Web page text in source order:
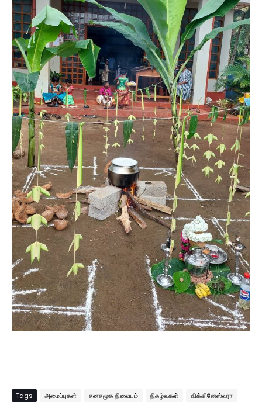
Tags அமைப்புகள் சனசமூக நிலையம் நிகழ்வுகள் விக்கினேஸ்வரா